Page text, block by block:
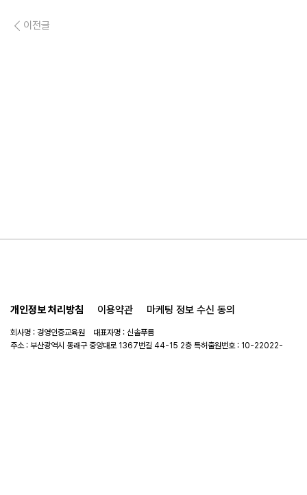
이전글
개인정보 처리방침 이용약관 마케팅 정보 수신 동의
회사명 : 경영인증교육원 대표자명 : 신솔푸름
주소 : 부산광역시 동래구 중앙대로 1367번길 44-15 2층 특허출원번호 : 10-22022-